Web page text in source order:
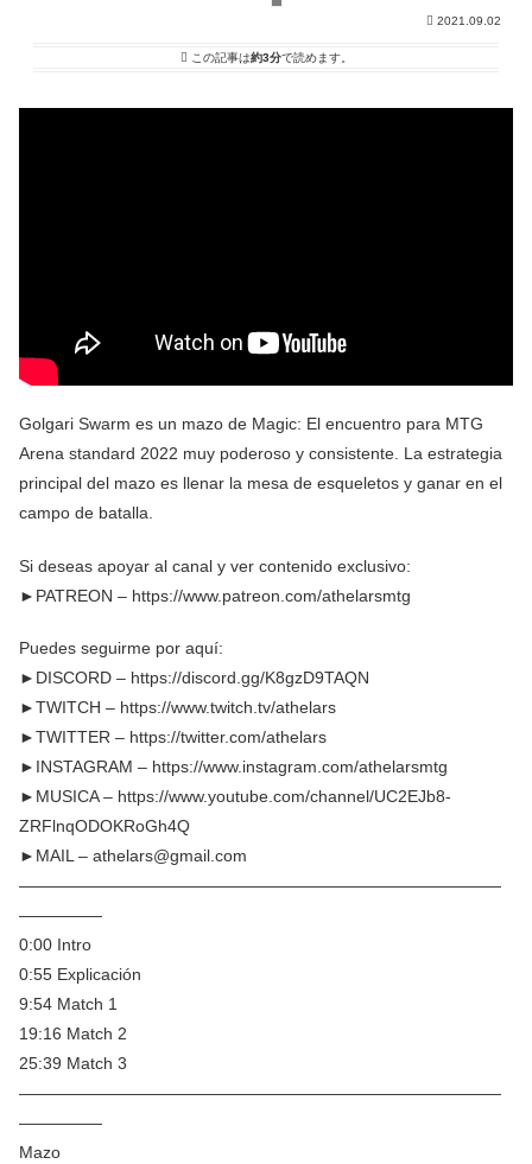
2021.09.02
この記事は約3分で読めます。
Golgari Swarm es un mazo de Magic: El encuentro para MTG
Arena standard 2022 muy poderoso y consistente. La estrategia
principal del mazo es llenar la mesa de esqueletos y ganar en el
campo de batalla.
Si deseas apoyar al canal y ver contenido exclusivo:
►PATREON – https://www.patreon.com/athelarsmtg
Puedes seguirme por aquí:
►DISCORD – https://discord.gg/K8gzD9TAQN
►TWITCH – https://www.twitch.tv/athelars
►TWITTER – https://twitter.com/athelars
►INSTAGRAM – https://www.instagram.com/athelarsmtg
►MUSICA – https://www.youtube.com/channel/UC2EJb8-
ZRFlnqODOKRoGh4Q
►MAIL – athelars@gmail.com
—————————————————————————————
—————
0:00 Intro
0:55 Explicación
9:54 Match 1
19:16 Match 2
25:39 Match 3
—————————————————————————————
—————
Mazo